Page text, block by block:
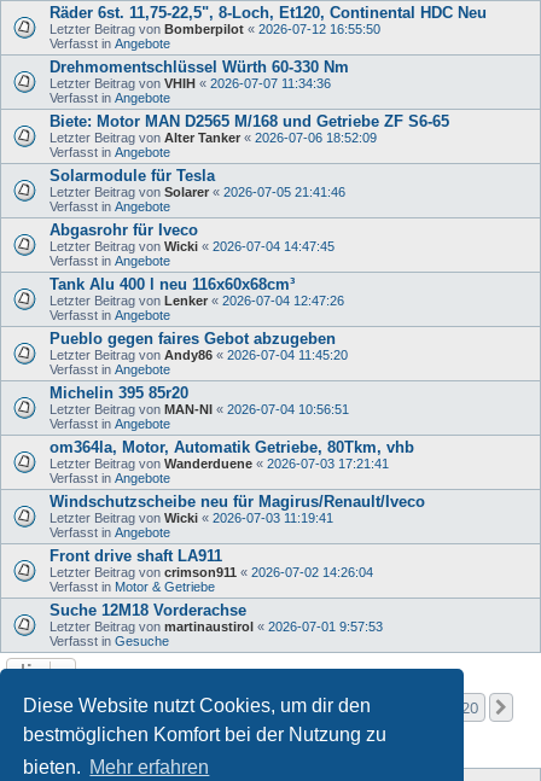
Diese Website nutzt Cookies, um dir den
bestmöglichen Komfort bei der Nutzung zu
bieten. Mehr erfahren
Räder 6st. 11,75-22,5", 8-Loch, Et120, Continental HDC Neu
Letzter Beitrag von Bomberpilot « 2026-07-12 16:55:50
Verfasst in Angebote
Drehmomentschlüssel Würth 60-330 Nm
Letzter Beitrag von VHIH « 2026-07-07 11:34:36
Verfasst in Angebote
Biete: Motor MAN D2565 M/168 und Getriebe ZF S6-65
Letzter Beitrag von Alter Tanker « 2026-07-06 18:52:09
Verfasst in Angebote
Solarmodule für Tesla
Letzter Beitrag von Solarer « 2026-07-05 21:41:46
Verfasst in Angebote
Abgasrohr für Iveco
Letzter Beitrag von Wicki « 2026-07-04 14:47:45
Verfasst in Angebote
Tank Alu 400 l neu 116x60x68cm³
Letzter Beitrag von Lenker « 2026-07-04 12:47:26
Verfasst in Angebote
Pueblo gegen faires Gebot abzugeben
Letzter Beitrag von Andy86 « 2026-07-04 11:45:20
Verfasst in Angebote
Michelin 395 85r20
Letzter Beitrag von MAN-NI « 2026-07-04 10:56:51
Verfasst in Angebote
om364la, Motor, Automatik Getriebe, 80Tkm, vhb
Letzter Beitrag von Wanderduene « 2026-07-03 17:21:41
Verfasst in Angebote
Windschutzscheibe neu für Magirus/Renault/Iveco
Letzter Beitrag von Wicki « 2026-07-03 11:19:41
Verfasst in Angebote
Front drive shaft LA911
Letzter Beitrag von crimson911 « 2026-07-02 14:26:04
Verfasst in Motor & Getriebe
Suche 12M18 Vorderachse
Letzter Beitrag von martinaustirol « 2026-07-01 9:57:53
Verfasst in Gesuche
Die Suche ergab mehr als 1000 Treffer Seite1von
1 2 3 20